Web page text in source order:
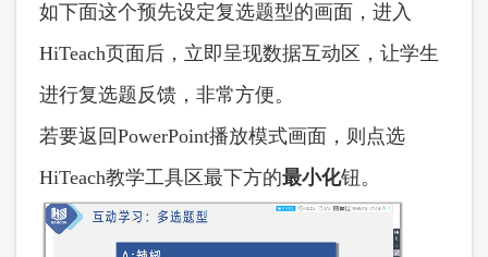
如下面这个预先设定复选题型的画面，进入
HiTeach页面后，立即呈现数据互动区，让学生
进行复选题反馈，非常方便。
若要返回PowerPoint播放模式画面，则点选
HiTeach教学工具区最下方的最小化钮。